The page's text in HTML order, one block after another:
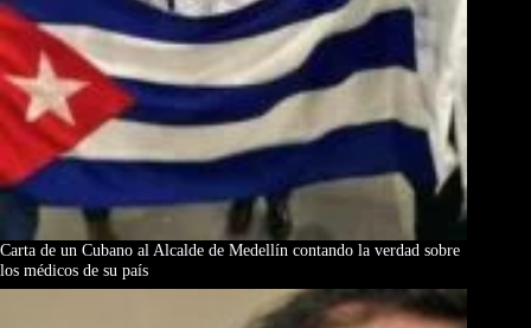
Carta de un Cubano al Alcalde de Medellín contando la verdad sobre
los médicos de su país